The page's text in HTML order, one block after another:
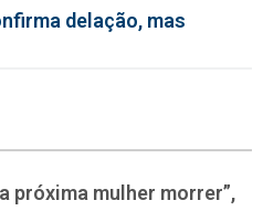
delação, mas
próxima mulher morrer”,